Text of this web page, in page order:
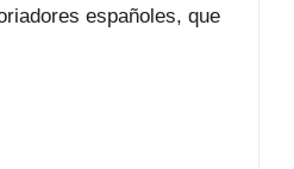
españoles, que